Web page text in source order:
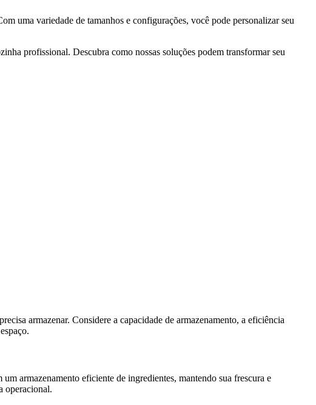
uma variedade de tamanhos e configurações, você pode personalizar seu
profissional. Descubra como nossas soluções podem transformar seu
armazenar. Considere a capacidade de armazenamento, a eficiência
armazenamento eficiente de ingredientes, mantendo sua frescura e
operacional.